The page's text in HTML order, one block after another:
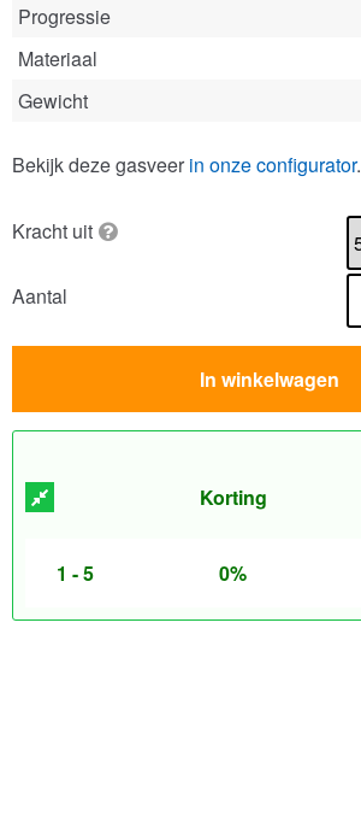
Progressie
Materiaal
Gewicht
Bekijk deze gasveer in onze configurator.
Kracht uit
Aantal
In winkelwagen
Korting
1 - 5 0%